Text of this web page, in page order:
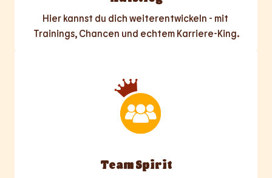
Hier kannst du dich weiterentwickeln - mit
Trainings, Chancen und echtem Karriere-King.
Team Spirit